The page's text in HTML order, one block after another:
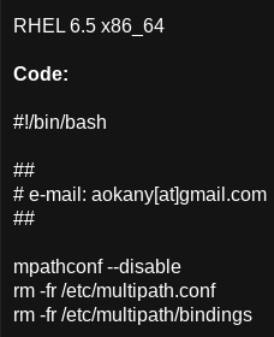
RHEL 6.5 x86_64
Code:
#!/bin/bash
##
# e-mail: aokany[at]gmail.com
##
mpathconf --disable
rm -fr /etc/multipath.conf
rm -fr /etc/multipath/bindings